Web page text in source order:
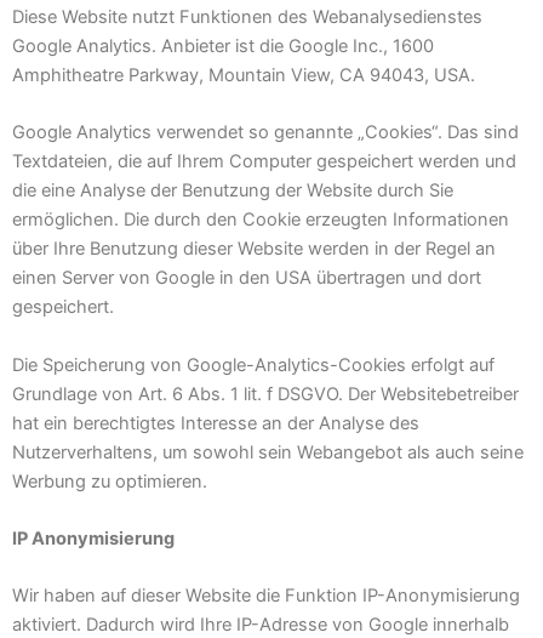
Diese Website nutzt Funktionen des Webanalysedienstes
Google Analytics. Anbieter ist die Google Inc., 1600
Amphitheatre Parkway, Mountain View, CA 94043, USA.
Google Analytics verwendet so genannte „Cookies“. Das sind
Textdateien, die auf Ihrem Computer gespeichert werden und
die eine Analyse der Benutzung der Website durch Sie
ermöglichen. Die durch den Cookie erzeugten Informationen
über Ihre Benutzung dieser Website werden in der Regel an
einen Server von Google in den USA übertragen und dort
gespeichert.
Die Speicherung von Google-Analytics-Cookies erfolgt auf
Grundlage von Art. 6 Abs. 1 lit. f DSGVO. Der Websitebetreiber
hat ein berechtigtes Interesse an der Analyse des
Nutzerverhaltens, um sowohl sein Webangebot als auch seine
Werbung zu optimieren.
IP Anonymisierung
Wir haben auf dieser Website die Funktion IP-Anonymisierung
aktiviert. Dadurch wird Ihre IP-Adresse von Google innerhalb